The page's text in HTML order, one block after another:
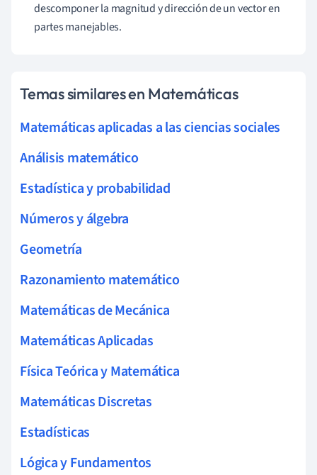
descomponer la magnitud y dirección de un vector en
partes manejables.
Temas similares en Matemáticas
Matemáticas aplicadas a las ciencias sociales
Análisis matemático
Estadística y probabilidad
Números y álgebra
Geometría
Razonamiento matemático
Matemáticas de Mecánica
Matemáticas Aplicadas
Física Teórica y Matemática
Matemáticas Discretas
Estadísticas
Lógica y Fundamentos